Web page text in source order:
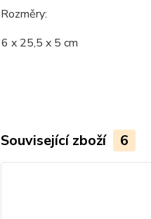
Rozměry:
6 x 25,5 x 5 cm
Související zboží 6